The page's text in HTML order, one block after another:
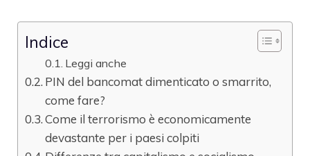
Indice
Leggi anche
PIN del bancomat dimenticato o smarrito,
come fare?
Come il terrorismo è economicamente
devastante per i paesi colpiti